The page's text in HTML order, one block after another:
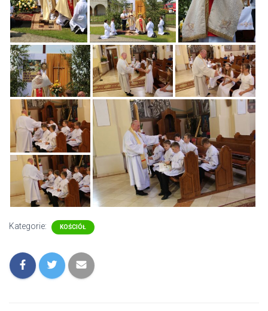
Kategorie: KOŚCIÓŁ